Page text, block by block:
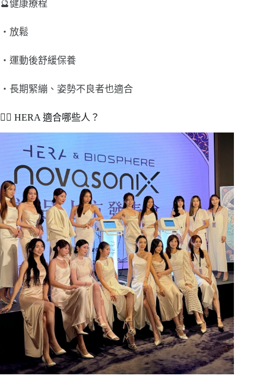
🔮健康療程
・放鬆
・運動後舒緩保養
・長期緊繃、姿勢不良者也適合
👩‍⚕️ HERA 適合哪些人？